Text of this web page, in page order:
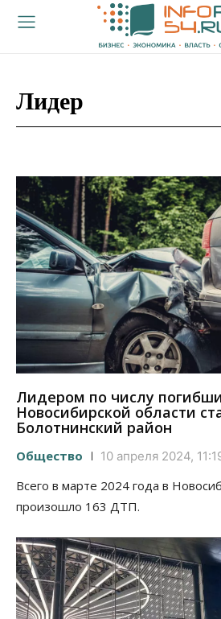
Лидер
Лидером по числу
Новосибирской области
Болотнинский район
Общество 10 апреля 2024,
Всего в марте 2024 года в
произошло 163 ДТП.